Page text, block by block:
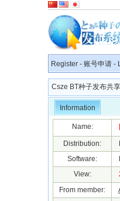
Register - 账号申请 -
Csze BT种子发布共
Information
Name:
Distribution:
Software:
View:
From member: